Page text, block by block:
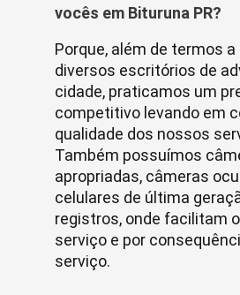
vocês em Bituruna PR?
Porque, além de termos
diversos escritórios de
cidade, praticamos um
competitivo levando em
qualidade dos nossos
Também possuímos
apropriadas, câmeras
celulares de última
registros, onde facilitam
serviço e por
serviço.